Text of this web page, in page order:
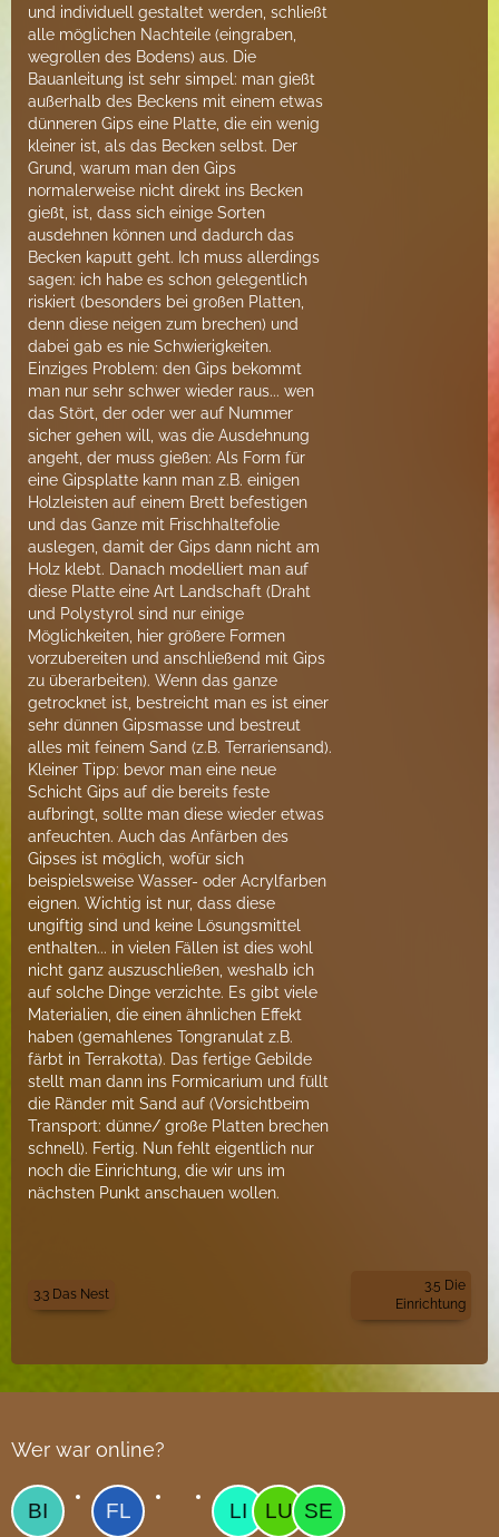
und individuell gestaltet werden, schließt
alle möglichen Nachteile (eingraben,
wegrollen des Bodens) aus. Die
Bauanleitung ist sehr simpel: man gießt
außerhalb des Beckens mit einem etwas
dünneren Gips eine Platte, die ein wenig
kleiner ist, als das Becken selbst. Der
Grund, warum man den Gips
normalerweise nicht direkt ins Becken
gießt, ist, dass sich einige Sorten
ausdehnen können und dadurch das
Becken kaputt geht. Ich muss allerdings
sagen: ich habe es schon gelegentlich
riskiert (besonders bei großen Platten,
denn diese neigen zum brechen) und
dabei gab es nie Schwierigkeiten.
Einziges Problem: den Gips bekommt
man nur sehr schwer wieder raus... wen
das Stört, der oder wer auf Nummer
sicher gehen will, was die Ausdehnung
angeht, der muss gießen: Als Form für
eine Gipsplatte kann man z.B. einigen
Holzleisten auf einem Brett befestigen
und das Ganze mit Frischhaltefolie
auslegen, damit der Gips dann nicht am
Holz klebt. Danach modelliert man auf
diese Platte eine Art Landschaft (Draht
und Polystyrol sind nur einige
Möglichkeiten, hier größere Formen
vorzubereiten und anschließend mit Gips
zu überarbeiten). Wenn das ganze
getrocknet ist, bestreicht man es ist einer
sehr dünnen Gipsmasse und bestreut
alles mit feinem Sand (z.B. Terrariensand).
Kleiner Tipp: bevor man eine neue
Schicht Gips auf die bereits feste
aufbringt, sollte man diese wieder etwas
anfeuchten. Auch das Anfärben des
Gipses ist möglich, wofür sich
beispielsweise Wasser- oder Acrylfarben
eignen. Wichtig ist nur, dass diese
ungiftig sind und keine Lösungsmittel
enthalten... in vielen Fällen ist dies wohl
nicht ganz auszuschließen, weshalb ich
auf solche Dinge verzichte. Es gibt viele
Materialien, die einen ähnlichen Effekt
haben (gemahlenes Tongranulat z.B.
färbt in Terrakotta). Das fertige Gebilde
stellt man dann ins Formicarium und füllt
die Ränder mit Sand auf (Vorsichtbeim
Transport: dünne/ große Platten brechen
schnell). Fertig. Nun fehlt eigentlich nur
noch die Einrichtung, die wir uns im
nächsten Punkt anschauen wollen.
3.3 Das Nest
3.5 Die
Einrichtung
Wer war online?